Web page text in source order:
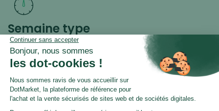
Semaine type
L'intégralité des tâches afférentes à la gestion du
site nous prend environ 15-20h/semaine selon la
gestion des opérations(suivi du stock et
commandes de matières premières, suivi de la